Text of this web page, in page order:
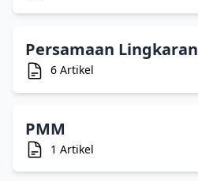
Persamaan Lingkaran
6 Artikel
PMM
1 Artikel